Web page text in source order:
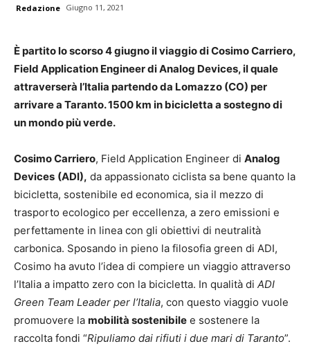
Redazione Giugno 11, 2021
È partito lo scorso 4 giugno il viaggio di Cosimo Carriero,
Field Application Engineer di Analog Devices, il quale
attraverserà l’Italia partendo da Lomazzo (CO) per
arrivare a Taranto. 1500 km in bicicletta a sostegno di
un mondo più verde.
Cosimo Carriero, Field Application Engineer di Analog
Devices (ADI), da appassionato ciclista sa bene quanto la
bicicletta, sostenibile ed economica, sia il mezzo di
trasporto ecologico per eccellenza, a zero emissioni e
perfettamente in linea con gli obiettivi di neutralità
carbonica. Sposando in pieno la filosofia green di ADI,
Cosimo ha avuto l’idea di compiere un viaggio attraverso
l’Italia a impatto zero con la bicicletta. In qualità di ADI
Green Team Leader per l’Italia, con questo viaggio vuole
promuovere la mobilità sostenibile e sostenere la
raccolta fondi “Ripuliamo dai rifiuti i due mari di Taranto”.